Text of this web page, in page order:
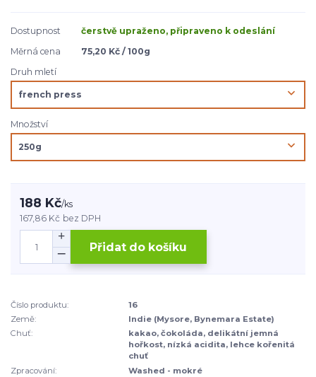
Dostupnost
čerstvě upraženo, připraveno k odeslání
Měrná cena
75,20 Kč / 100g
Druh mletí
Množství
188 Kč/ks
167,86 Kč bez DPH
Přidat do košíku
Číslo produktu:
16
Země:
Indie (Mysore, Bynemara Estate)
Chuť:
kakao, čokoláda, delikátní jemná
hořkost, nízká acidita, lehce kořenitá
chuť
Zpracování:
Washed - mokré